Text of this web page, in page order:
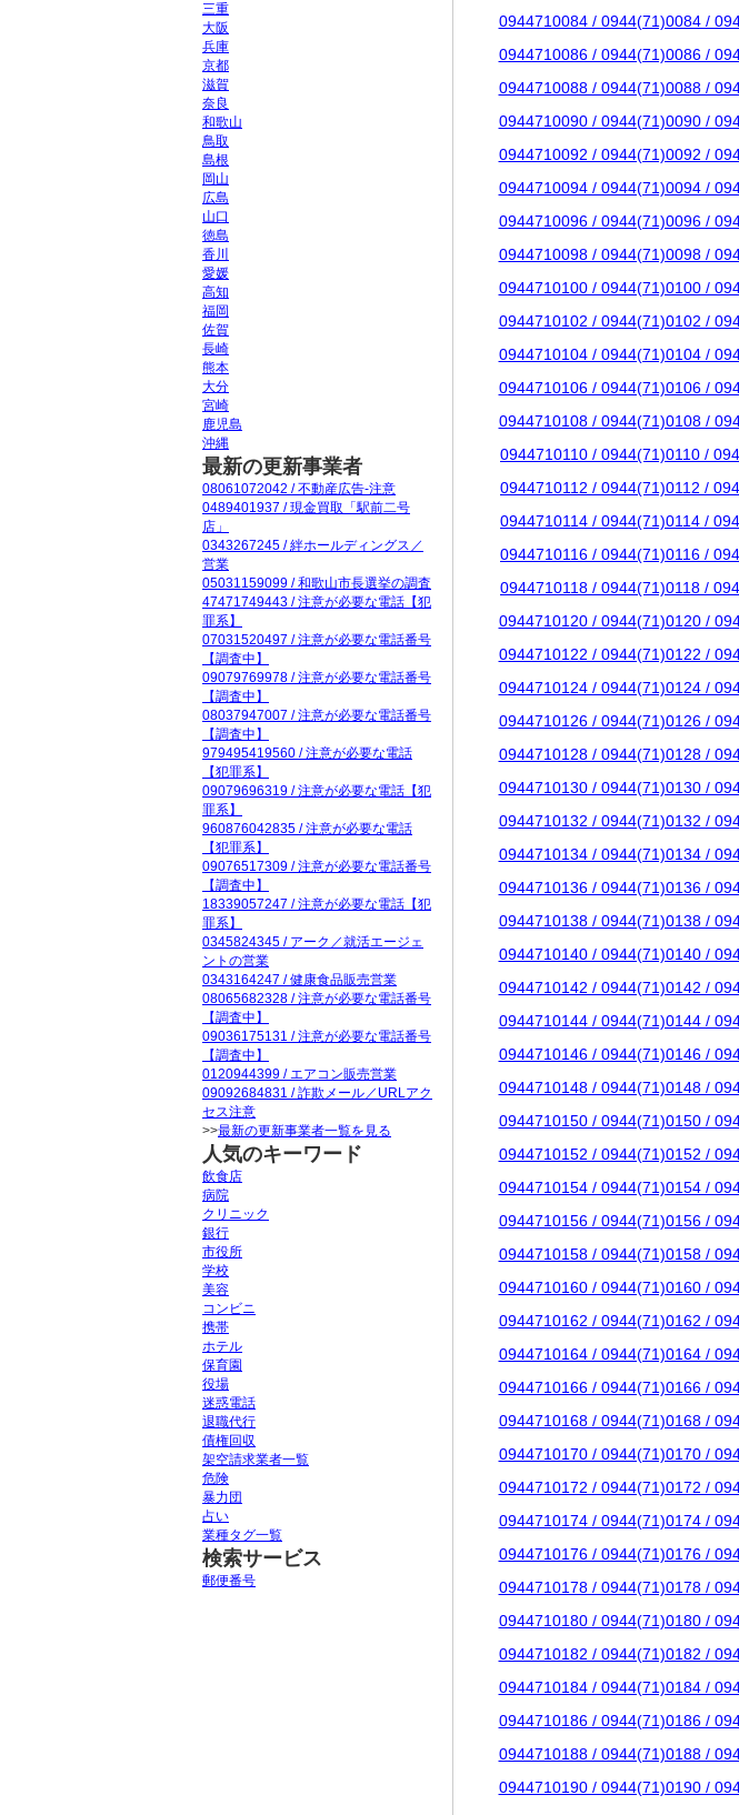
0944710084 / 0944(71)0084 /
0944710086 / 0944(71)0086 /
0944710088 / 0944(71)0088 /
0944710090 / 0944(71)0090 /
0944710092 / 0944(71)0092 /
0944710094 / 0944(71)0094 /
0944710096 / 0944(71)0096 /
0944710098 / 0944(71)0098 /
0944710100 / 0944(71)0100 /
0944710102 / 0944(71)0102 /
0944710104 / 0944(71)0104 /
0944710106 / 0944(71)0106 /
0944710108 / 0944(71)0108 /
0944710110 / 0944(71)0110 /
0944710112 / 0944(71)0112 /
0944710114 / 0944(71)0114 /
0944710116 / 0944(71)0116 /
0944710118 / 0944(71)0118 /
0944710120 / 0944(71)0120 /
0944710122 / 0944(71)0122 /
0944710124 / 0944(71)0124 /
0944710126 / 0944(71)0126 /
0944710128 / 0944(71)0128 /
0944710130 / 0944(71)0130 /
0944710132 / 0944(71)0132 /
0944710134 / 0944(71)0134 /
0944710136 / 0944(71)0136 /
0944710138 / 0944(71)0138 /
0944710140 / 0944(71)0140 /
0944710142 / 0944(71)0142 /
0944710144 / 0944(71)0144 /
0944710146 / 0944(71)0146 /
0944710148 / 0944(71)0148 /
0944710150 / 0944(71)0150 /
0944710152 / 0944(71)0152 /
0944710154 / 0944(71)0154 /
0944710156 / 0944(71)0156 /
0944710158 / 0944(71)0158 /
0944710160 / 0944(71)0160 /
0944710162 / 0944(71)0162 /
0944710164 / 0944(71)0164 /
0944710166 / 0944(71)0166 /
0944710168 / 0944(71)0168 /
0944710170 / 0944(71)0170 /
0944710172 / 0944(71)0172 /
0944710174 / 0944(71)0174 /
0944710176 / 0944(71)0176 /
0944710178 / 0944(71)0178 /
0944710180 / 0944(71)0180 /
0944710182 / 0944(71)0182 /
0944710184 / 0944(71)0184 /
0944710186 / 0944(71)0186 /
0944710188 / 0944(71)0188 /
0944710190 / 0944(71)0190 /
三重
大阪
兵庫
京都
滋賀
奈良
和歌山
鳥取
島根
岡山
広島
山口
徳島
香川
愛媛
高知
福岡
佐賀
長崎
熊本
大分
宮崎
鹿児島
沖縄
最新の更新事業者
08061072042 / 不動産広告-注意
0489401937 / 現金買取「駅前二号
店」
0343267245 / 絆ホールディングス／
営業
05031159099 / 和歌山市長選挙の調査
47471749443 / 注意が必要な電話【犯
罪系】
07031520497 / 注意が必要な電話番号
【調査中】
09079769978 / 注意が必要な電話番号
【調査中】
08037947007 / 注意が必要な電話番号
【調査中】
979495419560 / 注意が必要な電話
【犯罪系】
09079696319 / 注意が必要な電話【犯
罪系】
960876042835 / 注意が必要な電話
【犯罪系】
09076517309 / 注意が必要な電話番号
【調査中】
18339057247 / 注意が必要な電話【犯
罪系】
0345824345 / アーク／就活エージェ
ントの営業
0343164247 / 健康食品販売営業
08065682328 / 注意が必要な電話番号
【調査中】
09036175131 / 注意が必要な電話番号
【調査中】
0120944399 / エアコン販売営業
09092684831 / 詐欺メール／URLアク
セス注意
>>最新の更新事業者一覧を見る
人気のキーワード
飲食店
病院
クリニック
銀行
市役所
学校
美容
コンビニ
携帯
ホテル
保育園
役場
迷惑電話
退職代行
債権回収
架空請求業者一覧
危険
暴力団
占い
業種タグ一覧
検索サービス
郵便番号